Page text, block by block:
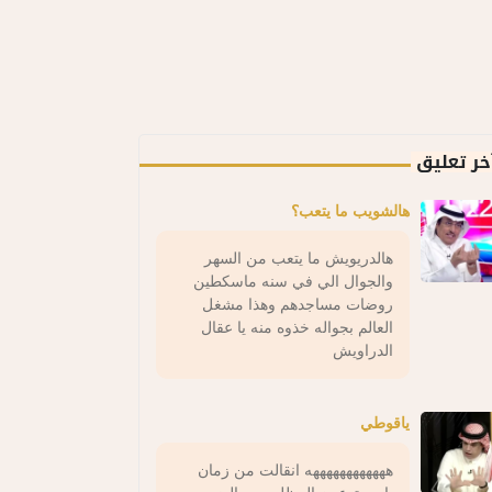
تعليق
هالشويب ما يتعب؟
هالدريويش ما يتعب من السهر
والجوال الي في سنه ماسكطين
روضات مساجدهم وهذا مشغل
العالم بجواله خذوه منه يا عقال
الدراويش
ياقوطي
ههههههههههههه انقالت من زمان